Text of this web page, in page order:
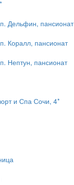
Дельфин, пансионат
Коралл, пансионат
Нептун, пансионат
и Спа Сочи, 4*